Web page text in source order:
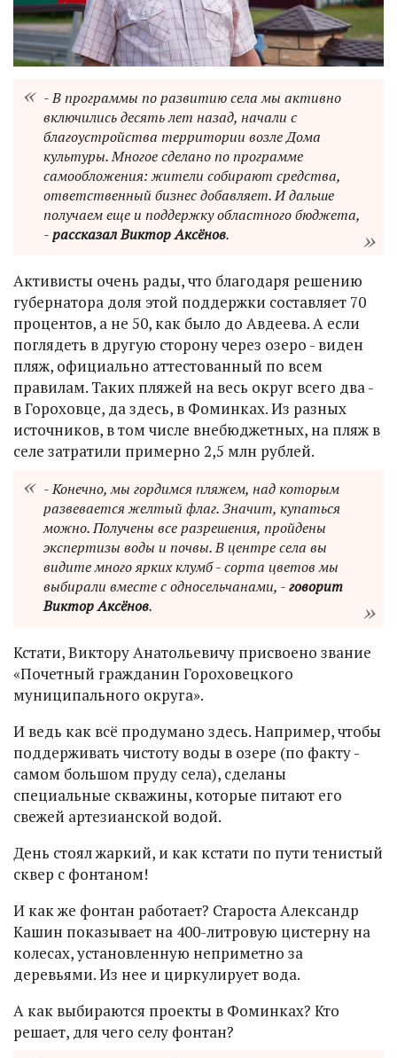
- В программы по развитию села мы активно
включились десять лет назад, начали с
благоустройства территории возле Дома
культуры. Многое сделано по программе
самообложения: жители собирают средства,
ответственный бизнес добавляет. И дальше
получаем еще и поддержку областного бюджета,
-рассказал Виктор Аксёнов.
Активисты очень рады, что благодаря решению
губернатора доля этой поддержки составляет 70
процентов, а не 50, как было до Авдеева. А если
поглядеть в другую сторону через озеро - виден
пляж, официально аттестованный по всем
правилам. Таких пляжей на весь округ всего два -
в Гороховце, да здесь, в Фоминках. Из разных
источников, в том числе внебюджетных, на пляж в
селе затратили примерно 2,5 млн рублей.
- Конечно, мы гордимся пляжем, над которым
развевается желтый флаг. Значит, купаться
можно. Получены все разрешения, пройдены
экспертизы воды и почвы. В центре села вы
видите много ярких клумб - сорта цветов мы
выбирали вместе с односельчанами, -говорит
Виктор Аксёнов.
Кстати, Виктору Анатольевичу присвоено звание
«Почетный гражданин Гороховецкого
муниципального округа».
И ведь как всё продумано здесь. Например, чтобы
поддерживать чистоту воды в озере (по факту -
самом большом пруду села), сделаны
специальные скважины, которые питают его
свежей артезианской водой.
День стоял жаркий, и как кстати по пути тенистый
сквер с фонтаном!
И как же фонтан работает? Староста Александр
Кашин показывает на 400-литровую цистерну на
колесах, установленную неприметно за
деревьями. Из нее и циркулирует вода.
А как выбираются проекты в Фоминках? Кто
решает, для чего селу фонтан?